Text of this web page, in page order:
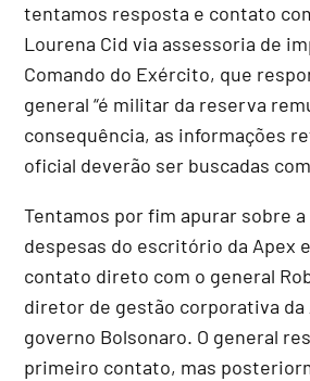
tentamos resposta e contato
Lourena Cid via assessoria de
Comando do Exército, que
general “é militar da reserva
consequência, as informações
oficial deverão ser buscadas
Tentamos por fim apurar sobre
despesas do escritório da Apex
contato direto com o general
diretor de gestão corporativa da
governo Bolsonaro. O general
primeiro contato, mas